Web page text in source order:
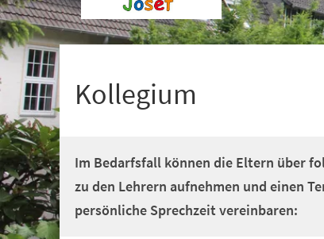
+
1
Kollegium
Im Bedarfsfall können die Eltern über
zu den Lehrern aufnehmen und einen
persönliche Sprechzeit vereinbaren: